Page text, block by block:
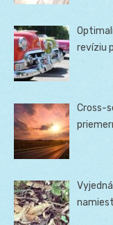
revíziu
Cross-